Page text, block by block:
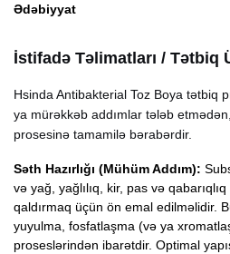
Ədəbiyyat
İstifadə Təlimatları / Tətbiq
Hsinda Antibakterial Toz Boya tətbiq
ya mürəkkəb addımlar tələb
prosesinə tamamilə bərabərdir.
Səth Hazırlığı (Mühüm Addım):
və yağ, yağlılıq, kir, pas və
qaldırmaq üçün ön emal edilməlidir.
yuyulma, fosfatlaşma (və ya
proseslərindən ibarətdir. Optimal